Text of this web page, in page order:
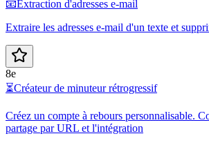
📧Extraction d'adresses e-mail
Extraire les adresses e-mail d'un texte et
8e
⏳Créateur de minuteur rétrogressif
Créez un compte à rebours personnalisable.
partage par URL et l'intégration